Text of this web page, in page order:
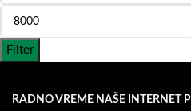
Filter
RADNO VREME NAŠE INTERNET